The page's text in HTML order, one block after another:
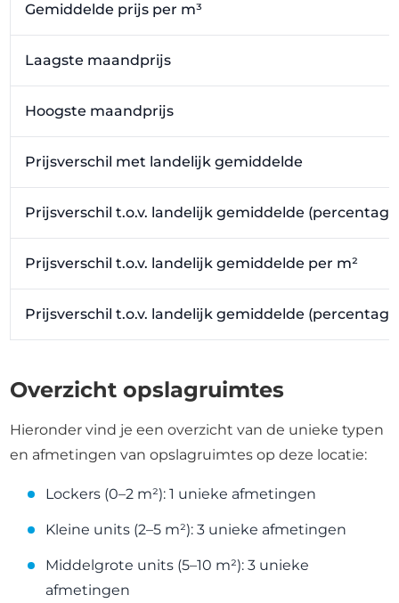
Gemiddelde prijs per m³
Laagste maandprijs
Hoogste maandprijs
Prijsverschil met landelijk gemiddelde
Prijsverschil t.o.v. landelijk gemiddelde
Prijsverschil t.o.v. landelijk gemiddelde per m²
Prijsverschil t.o.v. landelijk gemiddelde
Overzicht opslagruimtes
Hieronder vind je een overzicht van de unieke typen
en afmetingen van opslagruimtes op deze locatie:
Lockers (0–2 m²): 1 unieke afmetingen
Kleine units (2–5 m²): 3 unieke afmetingen
Middelgrote units (5–10 m²): 3 unieke
afmetingen